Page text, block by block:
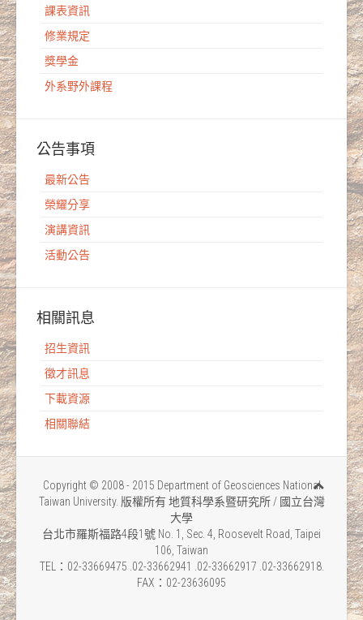
課表資訊
修業規定
獎學金
外系野外課程
公告事項
最新公告
榮耀分享
演講資訊
活動公告
相關訊息
招生資訊
徵才訊息
下載資源
相關聯結
Copyright © 2008 - 2015 Department of Geosciences National
Taiwan University. 版權所有 地質科學系暨研究所 / 國立台灣
大學
台北市羅斯福路4段1號 No. 1, Sec. 4, Roosevelt Road, Taipei
106, Taiwan
TEL：02-33669475 .02-33662941 .02-33662917 .02-33662918.
FAX：02-23636095